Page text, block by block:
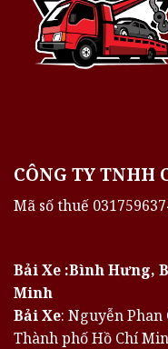
CÔNG TY TNHH
Mã số thuế
Bải Xe :Bình Hưng,
Minh
Bải Xe: Nguyễn Phan
Thành phố Hồ Chí